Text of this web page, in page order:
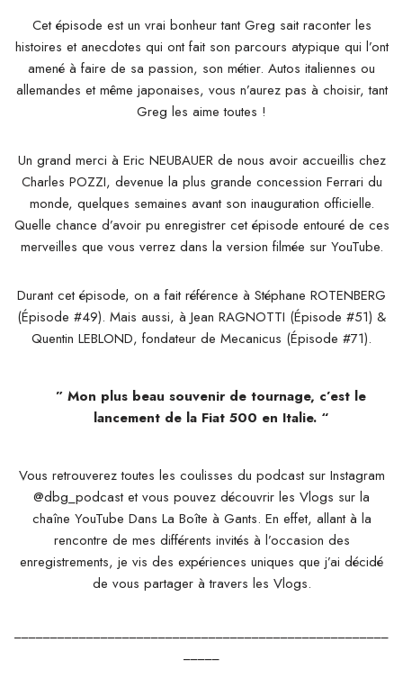
Cet épisode est un vrai bonheur tant Greg sait raconter les
histoires et anecdotes qui ont fait son parcours atypique qui l’ont
amené à faire de sa passion, son métier. Autos italiennes ou
allemandes et même japonaises, vous n’aurez pas à choisir, tant
Greg les aime toutes !
Un grand merci à Eric NEUBAUER de nous avoir accueillis chez
Charles POZZI, devenue la plus grande concession Ferrari du
monde, quelques semaines avant son inauguration officielle.
Quelle chance d’avoir pu enregistrer cet épisode entouré de ces
merveilles que vous verrez dans la version filmée sur YouTube.
Durant cet épisode, on a fait référence à Stéphane ROTENBERG
(Épisode #49). Mais aussi, à Jean RAGNOTTI (Épisode #51) &
Quentin LEBLOND, fondateur de Mecanicus (Épisode #71).
” Mon plus beau souvenir de tournage, c’est le
lancement de la Fiat 500 en Italie. “
Vous retrouverez toutes les coulisses du podcast sur Instagram
@dbg_podcast et vous pouvez découvrir les Vlogs sur la
chaîne YouTube Dans La Boîte à Gants. En effet, allant à la
rencontre de mes différents invités à l’occasion des
enregistrements, je vis des expériences uniques que j’ai décidé
de vous partager à travers les Vlogs.